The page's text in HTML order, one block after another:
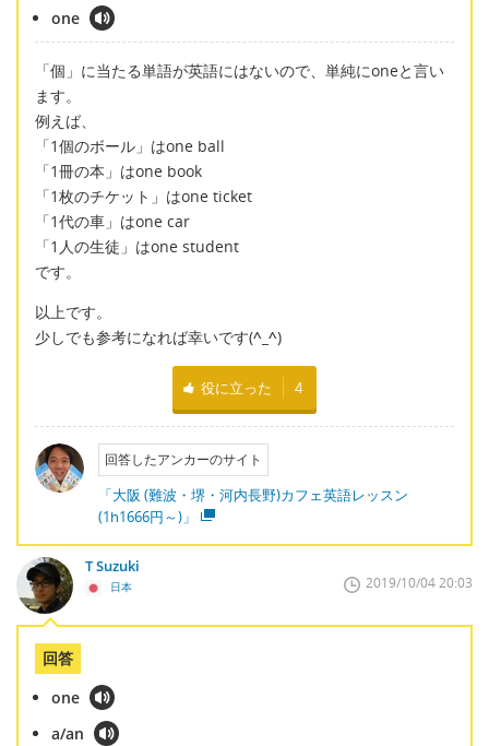
one
「個」に当たる単語が英語にはないので、単純にoneと言い
ます。
例えば、
「1個のボール」はone ball
「1冊の本」はone book
「1枚のチケット」はone ticket
「1代の車」はone car
「1人の生徒」はone student
です。
以上です。
少しでも参考になれば幸いです(^_^)
役に立った 4
回答したアンカーのサイト
「大阪 (難波・堺・河内長野)カフェ英語レッスン
(1h1666円～)」
T Suzuki
日本 2019/10/04 20:03
回答
one
a/an